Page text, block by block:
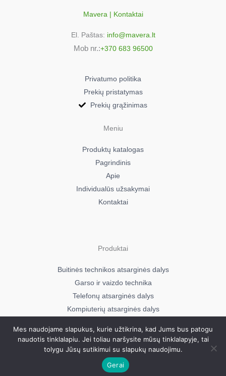
Mavera | Kontaktai
El. Paštas: info@mavera.lt
Mob nr.:+370 683 96500
Privatumo politika
Prekių pristatymas
Prekių grąžinimas
Meniu
Produktų katalogas
Pagrindinis
Apie
Individualūs užsakymai
Kontaktai
Produktai
Buitinės technikos atsarginės dalys
Garso ir vaizdo technika
Telefonų atsarginės dalys
Kompiuterių atsarginės dalys
Visos teisės saugomos © 2026
Mavera.lt
Mes naudojame slapukus, kurie užtikrina, kad Jums bus patogu
naudotis tinklalapiu. Jei toliau naršysite mūsų tinklalapyje, tai
tolygu Jūsų sutikimui su slapukų naudojimu.
Gerai